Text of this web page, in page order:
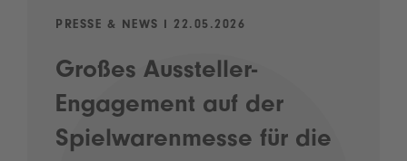
PRESSE & NEWS I 22.05.2026
Großes Aussteller-
Engagement auf der
Spielwarenmesse für die